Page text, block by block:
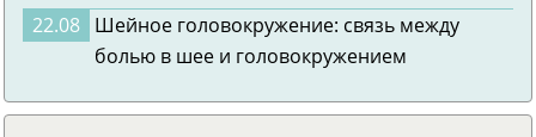
22.08 Шейное головокружение: связь между
болью в шее и головокружением